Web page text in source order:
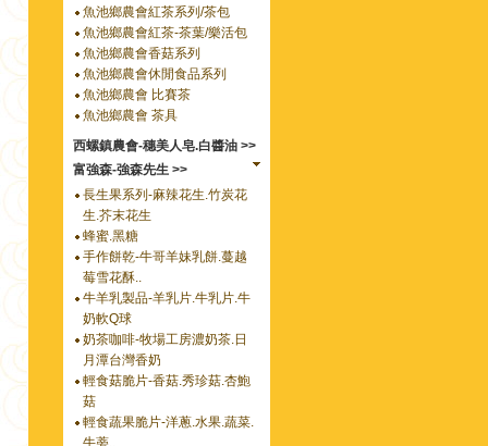
魚池鄉農會紅茶系列/茶包
魚池鄉農會紅茶-茶葉/樂活包
魚池鄉農會香菇系列
魚池鄉農會休閒食品系列
魚池鄉農會 比賽茶
魚池鄉農會 茶具
西螺鎮農會-穗美人皂.白醬油 >>
富強森-強森先生 >>
長生果系列-麻辣花生.竹炭花
生.芥末花生
蜂蜜.黑糖
手作餅乾-牛哥羊妹乳餅.蔓越
莓雪花酥..
牛羊乳製品-羊乳片.牛乳片.牛
奶軟Q球
奶茶咖啡-牧場工房濃奶茶.日
月潭台灣香奶
輕食菇脆片-香菇.秀珍菇.杏鮑
菇
輕食蔬果脆片-洋蔥.水果.蔬菜.
牛蒡..